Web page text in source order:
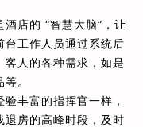
店的 “智慧大脑”，让
台工作人员通过系统后
人的各种需求，如是
。
丰富的指挥官一样，
退房的高峰时段，及时